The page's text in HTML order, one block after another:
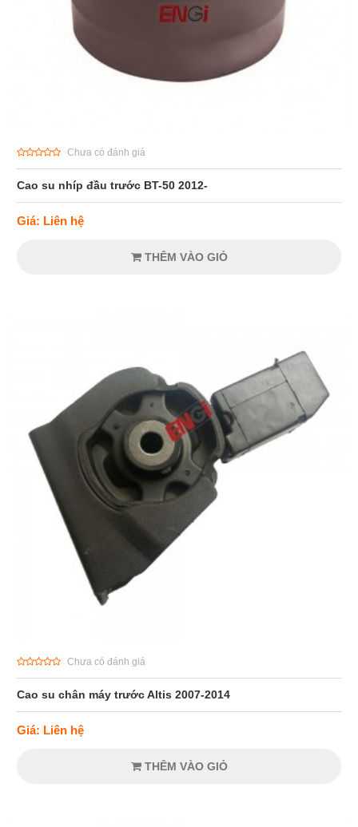
Chưa có đánh giá
Cao su nhíp đầu trước BT-50 2012-
Giá: Liên hệ
THÊM VÀO GIỎ
Chưa có đánh giá
Cao su chân máy trước Altis 2007-2014
Giá: Liên hệ
THÊM VÀO GIỎ